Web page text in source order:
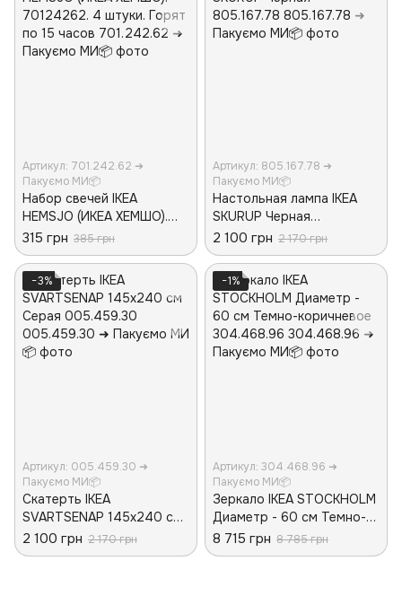
Артикул: 701.242.62 ➜
Пакуємо МИ📦
Набор свечей IKEA
HEMSJO (ИКЕА ХЕМШО).
70124262. 4 штуки. Горят
по 15 часов
315 грн 385 грн
Артикул: 805.167.78 ➜
Пакуємо МИ📦
Настольная лампа IKEA
SKURUP Черная
805.167.78
2 100 грн 2 170 грн
−3%
Артикул: 005.459.30 ➜
Пакуємо МИ📦
Скатерть IKEA
SVARTSENAP 145x240 см
Серая 005.459.30
2 100 грн 2 170 грн
−1%
Артикул: 304.468.96 ➜
Пакуємо МИ📦
Зеркало IKEA STOCKHOLM
Диаметр - 60 см Темно-
коричневое 304.468.96
8 715 грн 8 785 грн